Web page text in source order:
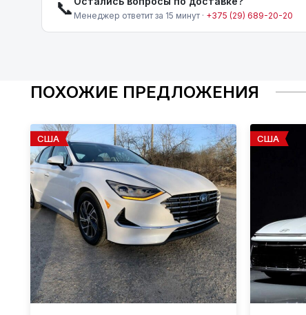
📞 Менеджер ответит за 15 минут · +375 (29) 689-20-20
ПОХОЖИЕ ПРЕДЛОЖЕНИЯ
США США